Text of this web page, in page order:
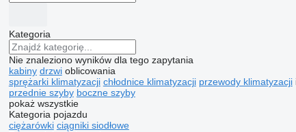
Kategoria
Nie znaleziono wyników dla tego zapytania
kabiny drzwi oblicowania
sprężarki klimatyzacji chłodnice klimatyzacji przewody klimatyzacji
przednie szyby boczne szyby
pokaż wszystkie
Kategoria pojazdu
ciężarówki ciągniki siodłowe